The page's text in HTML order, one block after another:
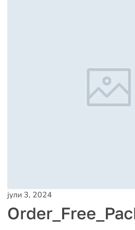
јули 3, 2024